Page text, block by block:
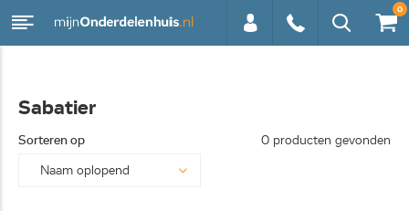
250628
0
Sabatier
Sorteren op 0 producten gevonden